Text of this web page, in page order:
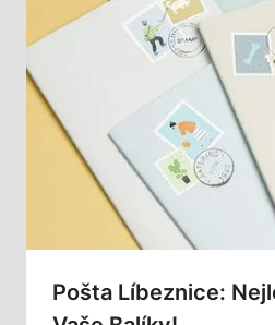
Pošta Líbeznice: